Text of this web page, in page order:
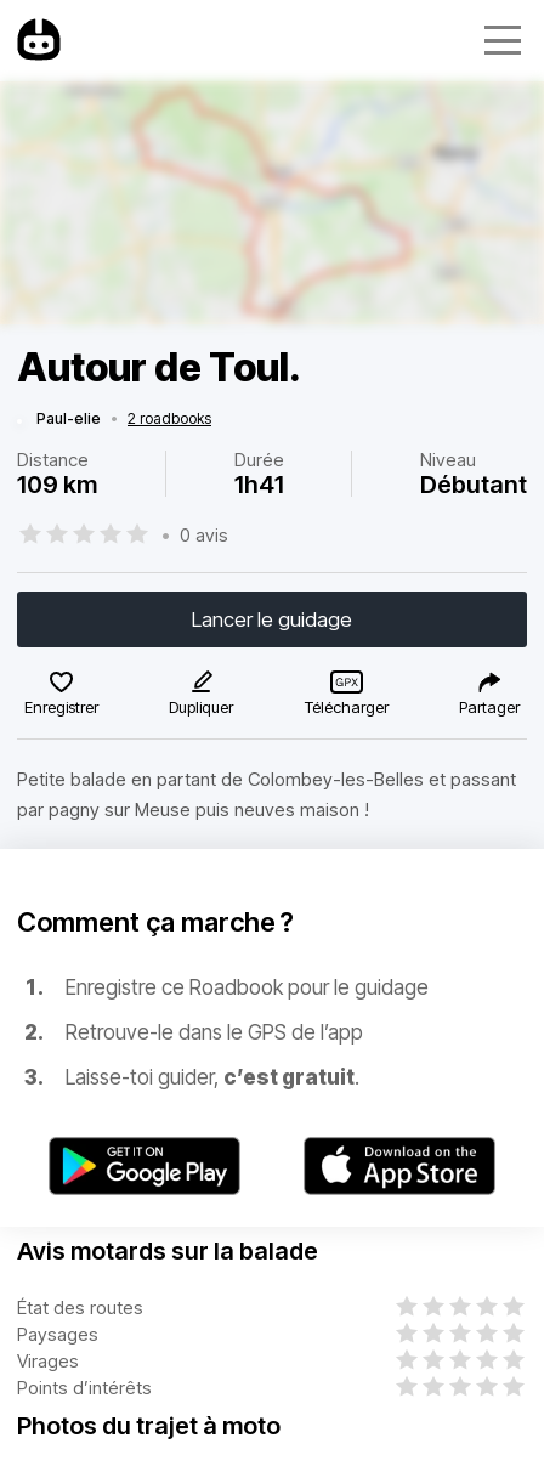
Autour de Toul.
Paul-elie • 2 roadbooks
Distance
109 km
Durée
1h41
Niveau
Débutant
• 0 avis
Lancer le guidage
Enregistrer Dupliquer Télécharger Partager
Petite balade en partant de Colombey-les-Belles et passant
par pagny sur Meuse puis neuves maison !
Comment ça marche ?
Enregistre ce Roadbook pour le guidage
Retrouve-le dans le GPS de l’app
Laisse-toi guider, c’est gratuit.
Avis motards sur la balade
État des routes
Paysages
Virages
Points d’intérêts
Photos du trajet à moto